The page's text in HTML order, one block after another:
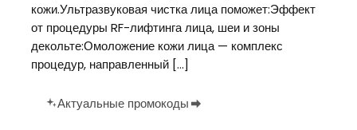
кожи.Ультразвуковая чистка лица поможет:Эффект
от процедуры RF-лифтинга лица, шеи и зоны
декольте:Омоложение кожи лица — комплекс
процедур, направленный […]
Актуальные промокоды